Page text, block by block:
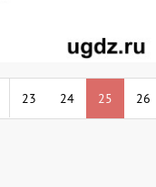
23 24 25 26